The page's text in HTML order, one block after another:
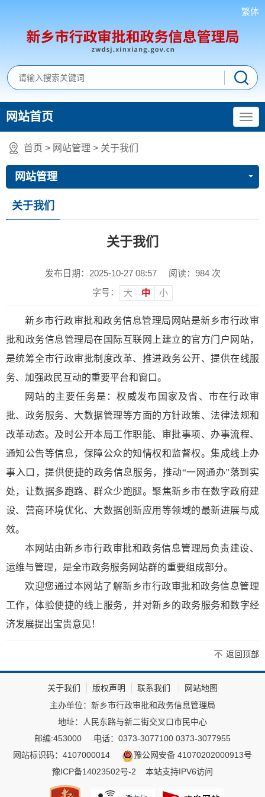
繁体
网站首页
首页 > 网站管理 > 关于我们
网站管理
关于我们
关于我们
发布日期：2025-10-27 08:57 阅读： 984次
字号：
大 中 小
新乡市行政审批和政务信息管理局网站是新乡市行政审
批和政务信息管理局在国际互联网上建立的官方门户网站，
是统筹全市行政审批制度改革、推进政务公开、提供在线服
务、加强政民互动的重要平台和窗口。
网站的主要任务是：权威发布国家及省、市在行政审
批、政务服务、大数据管理等方面的方针政策、法律法规和
改革动态。 及时公开本局工作职能、审批事项、办事流程、
通知公告等信息，保障公众的知情权和监督权。集成线上办
事入口，提供便捷的政务信息服务，推动“一网通办”落到实
处，让数据多跑路、群众少跑腿。聚焦新乡市在数字政府建
设、营商环境优化、大数据创新应用等领域的最新进展与成
效。
本网站由新乡市行政审批和政务信息管理局负责建设、
运维与管理，是全市政务服务网站群的重要组成部分。
欢迎您通过本网站了解新乡市行政审批和政务信息管理
工作，体验便捷的线上服务，并对新乡的政务服务和数字经
济发展提出宝贵意见！
返回顶部
关于我们 版权声明 联系我们
网站地图
主办单位：新乡市行政审批和政务信息管理局
地址：人民东路与新二街交叉口市民中心
邮编:453000
电话：0373-3077100 0373-3077955
网站标识码：4107000014
豫公网安备 41070202000913号
豫ICP备14023502号-2
本站支持IPV6访问